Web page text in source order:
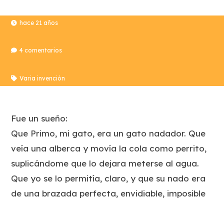
hace 21 años
4comentarios
Varia invención
Fue un sueño:
Que Primo, mi gato, era un gato nadador. Que
veía una alberca y movía la cola como perrito,
suplicándome que lo dejara meterse al agua.
Que yo se lo permitía, claro, y que su nado era
de una brazada perfecta, envidiable, imposible